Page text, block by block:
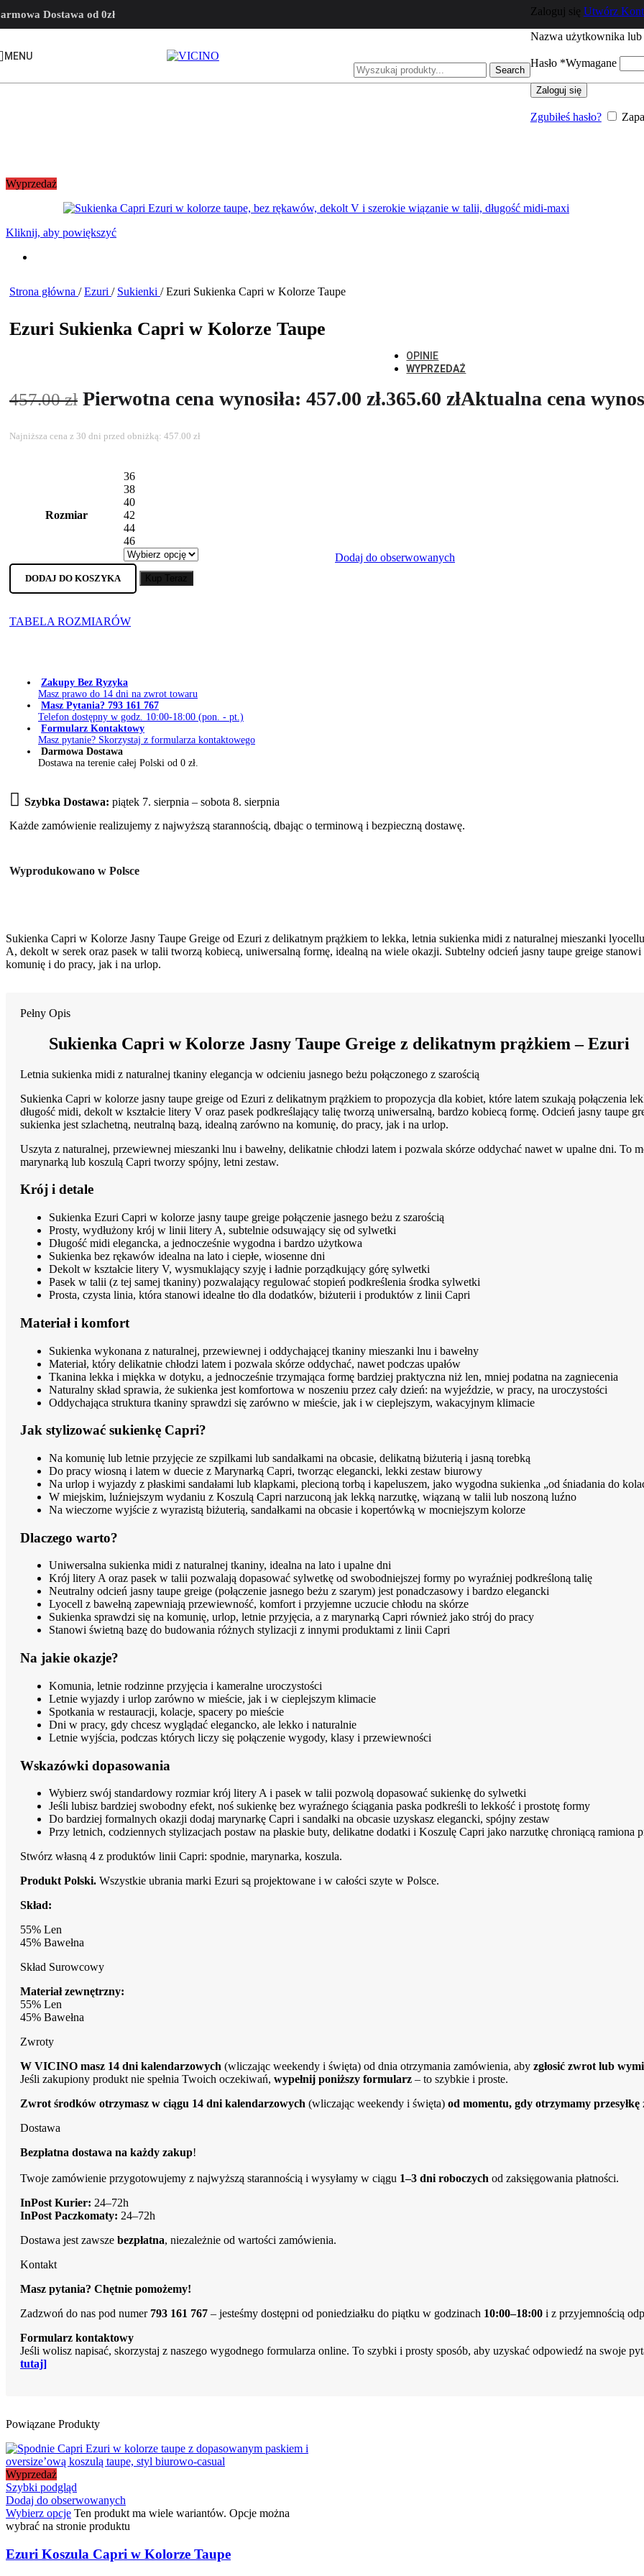
Skip to navigationSkip to main content
Dostawa od 0zł
MENU
Search
Zaloguj się Utwórz
Nazwa użytkownika lub
Hasło *Wymagane
Zaloguj się
Zgubiłeś hasło?
Spodnie
Marynarki
Kombinezony
Nowości
OPINIE
WYPRZEDAŻ
Wyprzedaż
Kliknij, aby powiększyć
Strona główna / Ezuri / Sukienki / Ezuri Sukienka Capri w Kolorze Taupe
Ezuri Sukienka Capri w Kolorze Taupe
457.00zł Pierwotna cena wynosiła: 457.00 zł.365.60 złAktualna cena
Najniższa cena z 30 dni przed obniżką: 457.00 zł
Rozmiar
36
38
40
42
44
46
DODAJ DO KOSZYKA Kup Teraz
Dodaj do obserwowanych
TABELA ROZMIARÓW
Zakupy Bez Ryzyka
Masz prawo do 14 dni na zwrot towaru
Masz Pytania? 793 161 767
Telefon dostępny w godz. 10:00-18:00 (pon. - pt.)
Formularz Kontaktowy
Masz pytanie? Skorzystaj z formularza kontaktowego
Darmowa Dostawa
Dostawa na terenie całej Polski od 0 zł.
Szybka Dostawa: piątek 7. sierpnia – sobota 8. sierpnia
Każde zamówienie realizujemy z najwyższą starannością, dbając o terminową i bezpieczną dostawę.
Wyprodukowano w Polsce
Sukienka Capri w Kolorze Jasny Taupe Greige od Ezuri z delikatnym prążkiem to lekka, letnia sukienka midi z naturalnej mieszanki
A, dekolt w serek oraz pasek w talii tworzą kobiecą, uniwersalną formę, idealną na wiele okazji. Subtelny odcień jasny taupe greige
komunię i do pracy, jak i na urlop.
Pełny Opis
Sukienka Capri w Kolorze Jasny Taupe Greige z delikatnym prążkiem – Ezuri
Letnia sukienka midi z naturalnej tkaniny elegancja w odcieniu jasnego beżu połączonego z szarością
Sukienka Capri w kolorze jasny taupe greige od Ezuri z delikatnym prążkiem to propozycja dla kobiet, które latem szukają połączenia
długość midi, dekolt w kształcie litery V oraz pasek podkreślający talię tworzą uniwersalną, bardzo kobiecą formę. Odcień jasny taupe
sukienka jest szlachetną, neutralną bazą, idealną zarówno na komunię, do pracy, jak i na urlop.
Uszyta z naturalnej, przewiewnej mieszanki lnu i bawełny, delikatnie chłodzi latem i pozwala skórze oddychać nawet w upalne dni. To
marynarką lub koszulą Capri tworzy spójny, letni zestaw.
Krój i detale
Sukienka Ezuri Capri w kolorze jasny taupe greige połączenie jasnego beżu z szarością
Prosty, wydłużony krój w linii litery A, subtelnie odsuwający się od sylwetki
Długość midi elegancka, a jednocześnie wygodna i bardzo użytkowa
Sukienka bez rękawów idealna na lato i ciepłe, wiosenne dni
Dekolt w kształcie litery V, wysmuklający szyję i ładnie porządkujący górę sylwetki
Pasek w talii (z tej samej tkaniny) pozwalający regulować stopień podkreślenia środka sylwetki
Prosta, czysta linia, która stanowi idealne tło dla dodatków, biżuterii i produktów z linii Capri
Materiał i komfort
Sukienka wykonana z naturalnej, przewiewnej i oddychającej tkaniny mieszanki lnu i bawełny
Materiał, który delikatnie chłodzi latem i pozwala skórze oddychać, nawet podczas upałów
Tkanina lekka i miękka w dotyku, a jednocześnie trzymająca formę bardziej praktyczna niż len, mniej podatna na zagniecenia
Naturalny skład sprawia, że sukienka jest komfortowa w noszeniu przez cały dzień: na wyjeździe, w pracy, na uroczystości
Oddychająca struktura tkaniny sprawdzi się zarówno w mieście, jak i w cieplejszym, wakacyjnym klimacie
Jak stylizować sukienkę Capri?
Na komunię lub letnie przyjęcie ze szpilkami lub sandałkami na obcasie, delikatną biżuterią i jasną torebką
Do pracy wiosną i latem w duecie z Marynarką Capri, tworząc elegancki, lekki zestaw biurowy
Na urlop i wyjazdy z płaskimi sandałami lub klapkami, plecioną torbą i kapeluszem, jako wygodna sukienka „od śniadania do
W miejskim, luźniejszym wydaniu z Koszulą Capri narzuconą jak lekką narzutkę, wiązaną w talii lub noszoną luźno
Na wieczorne wyjście z wyrazistą biżuterią, sandałkami na obcasie i kopertówką w mocniejszym kolorze
Dlaczego warto?
Uniwersalna sukienka midi z naturalnej tkaniny, idealna na lato i upalne dni
Krój litery A oraz pasek w talii pozwalają dopasować sylwetkę od swobodniejszej formy po wyraźniej podkreśloną talię
Neutralny odcień jasny taupe greige (połączenie jasnego beżu z szarym) jest ponadczasowy i bardzo elegancki
Lyocell z bawełną zapewniają przewiewność, komfort i przyjemne uczucie chłodu na skórze
Sukienka sprawdzi się na komunię, urlop, letnie przyjęcia, a z marynarką Capri również jako strój do pracy
Stanowi świetną bazę do budowania różnych stylizacji z innymi produktami z linii Capri
Na jakie okazje?
Komunia, letnie rodzinne przyjęcia i kameralne uroczystości
Letnie wyjazdy i urlop zarówno w mieście, jak i w cieplejszym klimacie
Spotkania w restauracji, kolacje, spacery po mieście
Dni w pracy, gdy chcesz wyglądać elegancko, ale lekko i naturalnie
Letnie wyjścia, podczas których liczy się połączenie wygody, klasy i przewiewności
Wskazówki dopasowania
Wybierz swój standardowy rozmiar krój litery A i pasek w talii pozwolą dopasować sukienkę do sylwetki
Jeśli lubisz bardziej swobodny efekt, noś sukienkę bez wyraźnego ściągania paska podkreśli to lekkość i prostotę formy
Do bardziej formalnych okazji dodaj marynarkę Capri i sandałki na obcasie uzyskasz elegancki, spójny zestaw
Przy letnich, codziennych stylizacjach postaw na płaskie buty, delikatne dodatki i Koszulę Capri jako narzutkę chroniącą ramiona
Stwórz własną 4 z produktów linii Capri: spodnie, marynarka, koszula.
Produkt Polski. Wszystkie ubrania marki Ezuri są projektowane i w całości szyte w Polsce.
Skład:
55% Len
45% Bawełna
Skład Surowcowy
Materiał zewnętrzny:
55% Len
45% Bawełna
Zwroty
W VICINO masz 14 dni kalendarzowych (wliczając weekendy i święta) od dnia otrzymania zamówienia, aby zgłosić zwrot lub
Jeśli zakupiony produkt nie spełnia Twoich oczekiwań, wypełnij poniższy formularz – to szybkie i proste.
Zwrot środków otrzymasz w ciągu 14 dni kalendarzowych (wliczając weekendy i święta) od momentu, gdy otrzymamy przesyłkę
Dostawa
Bezpłatna dostawa na każdy zakup!
Twoje zamówienie przygotowujemy z najwyższą starannością i wysyłamy w ciągu 1–3 dni roboczych od zaksięgowania płatności.
InPost Kurier: 24–72h
InPost Paczkomaty: 24–72h
Dostawa jest zawsze bezpłatna, niezależnie od wartości zamówienia.
Kontakt
Masz pytania? Chętnie pomożemy!
Zadzwoń do nas pod numer 793 161 767 – jesteśmy dostępni od poniedziałku do piątku w godzinach 10:00–18:00 i z przyjemnością
Formularz kontaktowy
Jeśli wolisz napisać, skorzystaj z naszego wygodnego formularza online. To szybki i prosty sposób, aby uzyskać odpowiedź na swoje
tutaj]
Powiązane Produkty
Wyprzedaż
Szybki podgląd
Dodaj do obserwowanych
Wybierz opcje Ten produkt ma wiele wariantów. Opcje można
wybrać na stronie produktu
Ezuri Koszula Capri w Kolorze Taupe